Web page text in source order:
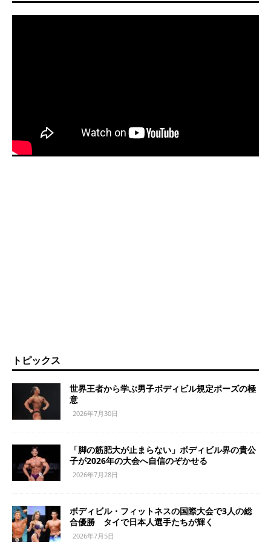
トピックス
世界王者から学ぶ男子ボディビル規定ポーズの極
意
2026年7月30日
「脚の筋肥大が止まらない」ボディビル界の貴公
子が2026年の大会へ自信のぞかせる
2026年7月28日
ボディビル・フィットネスの国際大会で3人の総
合優勝 タイで日本人選手たちが輝く
2026年7月5日